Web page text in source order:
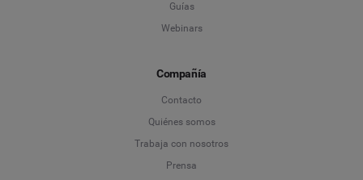
Guías
Webinars
Compañía
Contacto
Quiénes somos
Trabaja con nosotros
Prensa